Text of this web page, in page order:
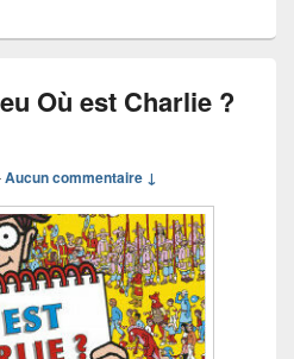
Où est Charlie ?
Aucun commentaire ↓